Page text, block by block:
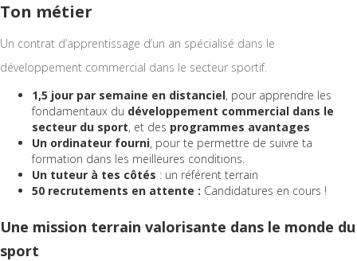
Ton métier
Un contrat d’apprentissage d’un an spécialisé dans le
développement commercial dans le secteur sportif.
1,5 jour par semaine en distanciel, pour apprendre les
fondamentaux du développement commercial dans le
secteur du sport, et des programmes avantages
Un ordinateur fourni, pour te permettre de suivre ta
formation dans les meilleures conditions.
Un tuteur à tes côtés : un référent terrain
50 recrutements en attente : Candidatures en cours !
Une mission terrain valorisante dans le monde du
sport